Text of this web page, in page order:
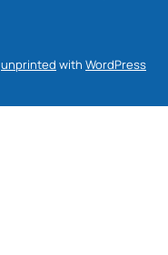
unprinted with WordPress